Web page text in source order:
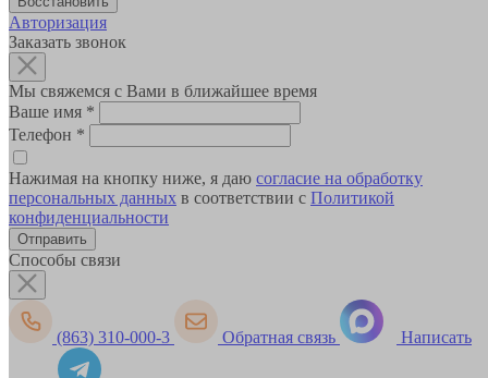
Авторизация
Заказать звонок
Мы свяжемся с Вами в ближайшее время
Ваше имя *
Телефон *
Нажимая на кнопку ниже, я даю согласие на обработку
персональных данных в соответствии с Политикой
конфиденциальности
Способы связи
(863) 310-000-3 Обратная связь Написать